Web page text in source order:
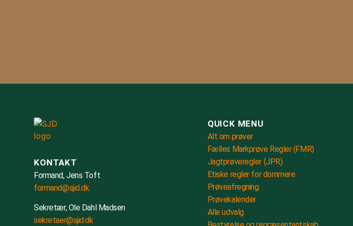
KONTAKT
Formand, Jens Toft
formand@sjid.dk
Sekretær, Ole Dahl Madsen
sekretaer@sjid.dk
QUICK MENU
Alt om prøver
Fælles Markprøve Regler (FMR)
Jagtprøveregler (JPR)
Etiske regler for dommere
Prøveafregning
Prøvekalender
Alle udvalg